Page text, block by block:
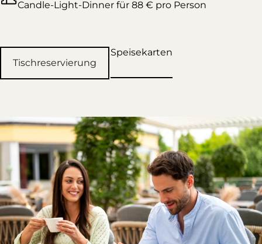
Candle-Light-Dinner für 88 € pro Person
Tischreservierung
Speisekarten